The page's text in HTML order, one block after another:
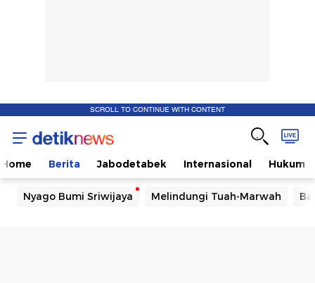
SCROLL TO CONTINUE WITH CONTENT
Home Berita Jabodetabek Internasional Hukum
Nyago Bumi Sriwijaya Melindungi Tuah-Marwah